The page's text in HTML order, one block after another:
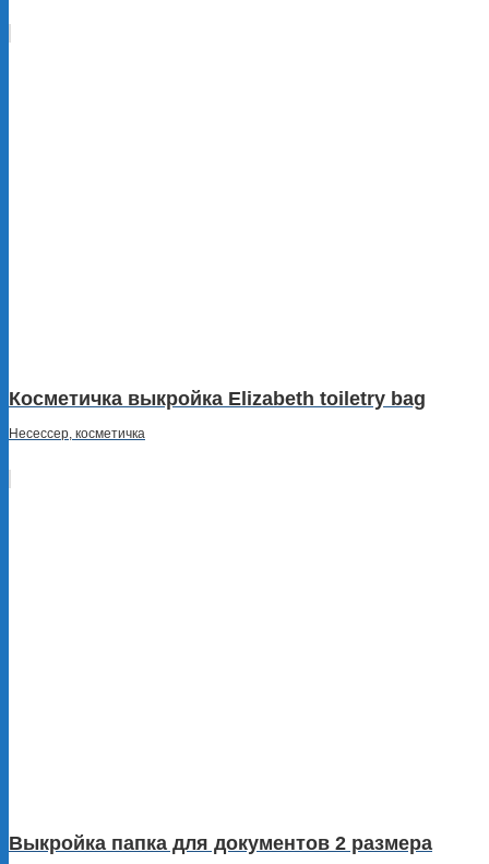
Косметичка выкройка Elizabeth toiletry bag
Несессер, косметичка
Выкройка папка для документов 2 размера